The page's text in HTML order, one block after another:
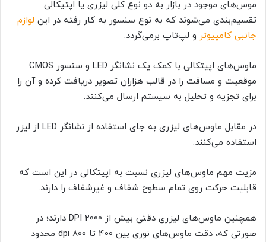
موس‌های موجود در بازار به دو نوع کلی لیزری یا اپتیکالی
تقسیم‌بندی می‌شوند که به نوع سنسور به کار رفته در این لوازم
جانبی کامپیوتر و لپ‌تاپ برمی‌گردد.
ماوس‌های اپیتکالی با کمک یک نشانگر LED و سنسور CMOS
موقعیت و مسافت را در قالب هزاران تصویر دریافت کرده و آن را
برای تجزیه و تحلیل به سیستم ارسال می‌کنند.
در مقابل ماوس‌های لیزری به جای استفاده از نشانگر LED از لیزر
استفاده می‌کنند.
مزیت مهم ماوس‌های لیزری نسبت به اپیتکالی در این است که
قابلیت حرکت روی تمام سطوح شفاف و غیرشفاف را دارند.
همچنین ماوس‌های لیزری دقتی بیش از 2000 DPI دارند؛ در
صورتی که، دقت ماوس‌های نوری بین 400 تا 800 dpi محدود